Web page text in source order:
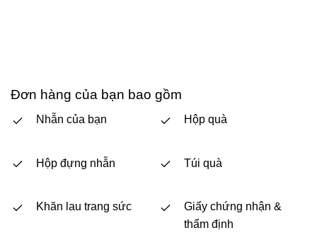
Đơn hàng của bạn bao gồm
Nhẫn của bạn
Hộp đựng nhẫn
Khăn lau trang sức
Hộp quà
Túi quà
Giấy chứng nhận &
thẩm định